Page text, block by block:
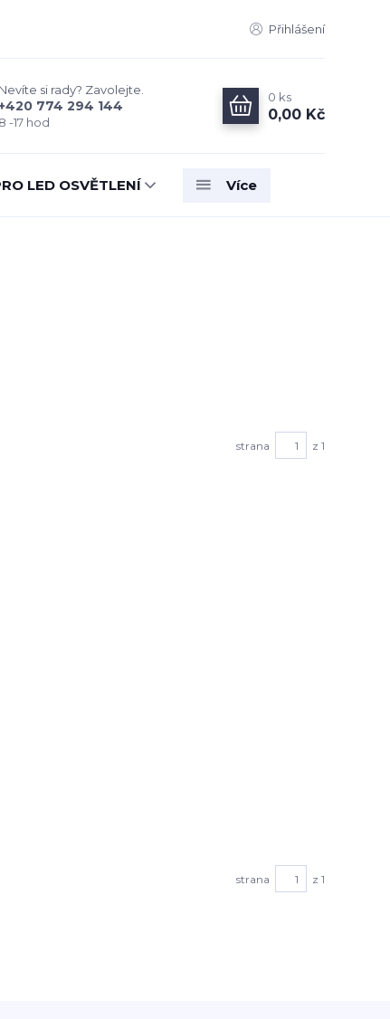
Přihlášení
Nevíte si rady? Zavolejte.
774 294 144
8 -17 hod
0 ks
0,00 Kč
LED OSVĚTLENÍ Více
strana z 1
strana z 1